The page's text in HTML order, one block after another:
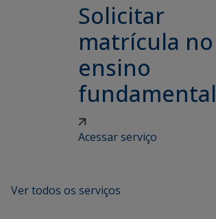
Solicitar
matrícula no
ensino
fundamental
Acessar serviço
Ver todos os serviços